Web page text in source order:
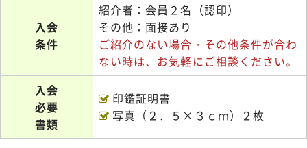
入会
条件
紹介者：会員２名（認印）
その他：面接あり
ご紹介のない場合・その他条件が合わ
ない時は、お気軽にご相談ください。
入会
必要
書類
印鑑証明書
写真（２．５×３ｃｍ）２枚